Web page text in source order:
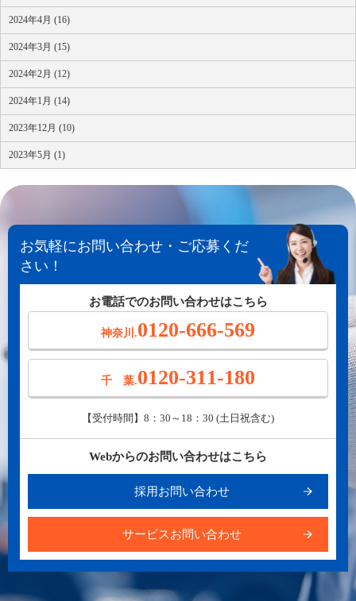
2024年4月 (16)
2024年3月 (15)
2024年2月 (12)
2024年1月 (14)
2023年12月 (10)
2023年5月 (1)
お気軽にお問い合わせ・ご応募くだ
さい！
お電話でのお問い合わせはこちら
神奈川.0120-666-569
千 葉.0120-311-180
【受付時間】8：30～18：30 (土日祝含む)
Webからのお問い合わせはこちら
採用お問い合わせ
サービスお問い合わせ